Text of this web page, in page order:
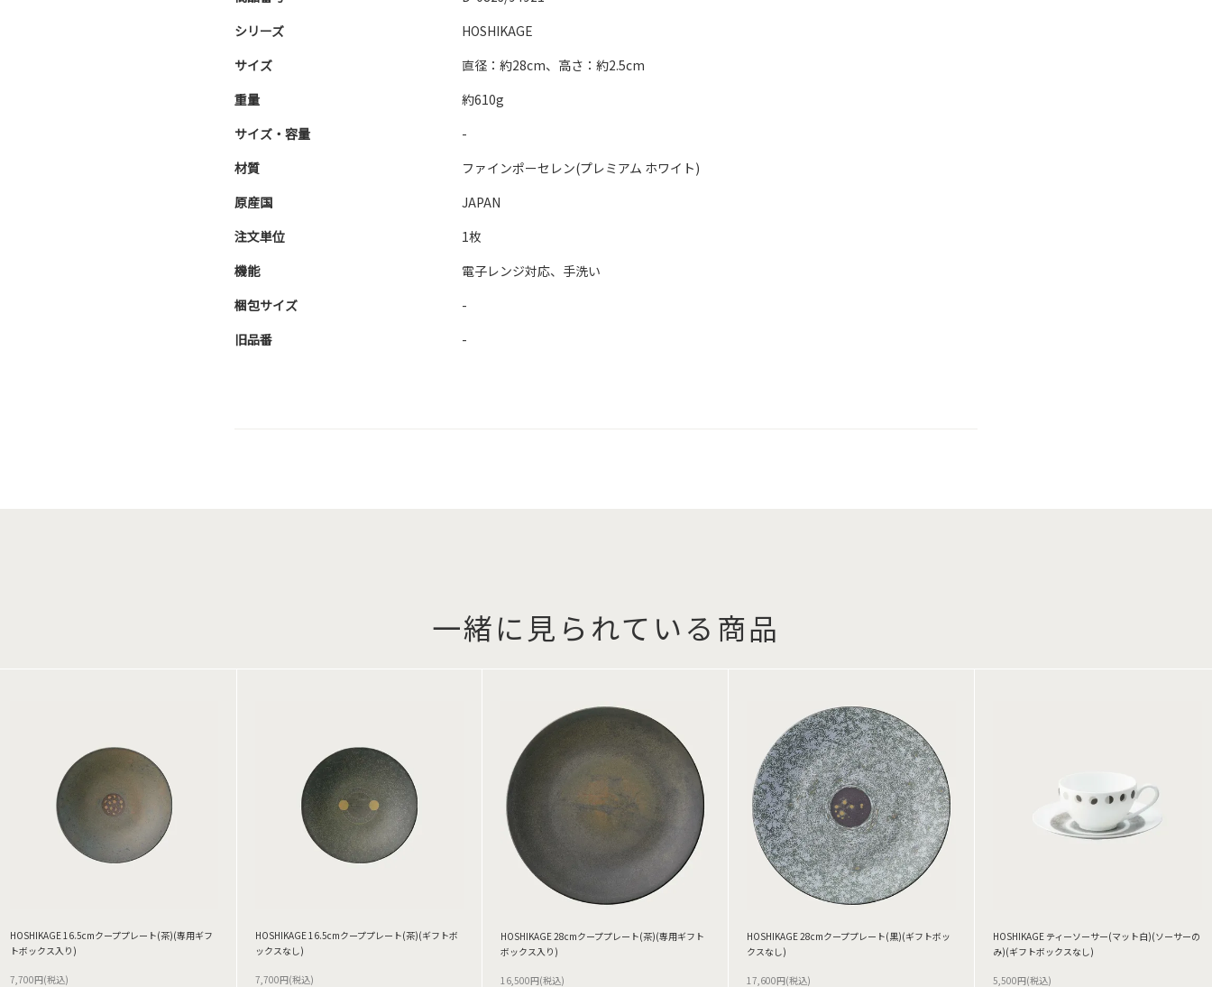
シリーズ
HOSHIKAGE
サイズ
直径：約28cm、高さ：約2.5cm
重量
約610g
サイズ・容量
-
材質
ファインポーセレン(プレミアム ホワイト)
原産国
JAPAN
注文単位
1枚
機能
電子レンジ対応、手洗い
梱包サイズ
-
旧品番
-
一緒に見られている商品
HOSHIKAGE 16.5cmクーププレート(茶)(専用ギフ
トボックス入り)
7,700円(税込)
HOSHIKAGE 16.5cmクーププレート(茶)(ギフトボ
ックスなし)
7,700円(税込)
HOSHIKAGE 28cmクーププレート(茶)(専用ギフト
ボックス入り)
16,500円(税込)
HOSHIKAGE 28cmクーププレート(黒)(ギフトボッ
クスなし)
17,600円(税込)
HOSHIKAGE ティーソーサー(マット白)(ソーサーの
み)(ギフトボックスなし)
5,500円(税込)